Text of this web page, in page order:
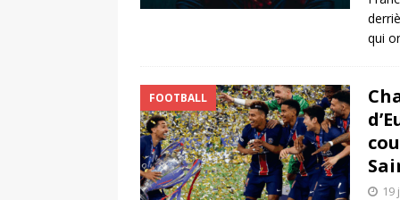
qui
FOOTBALL
19